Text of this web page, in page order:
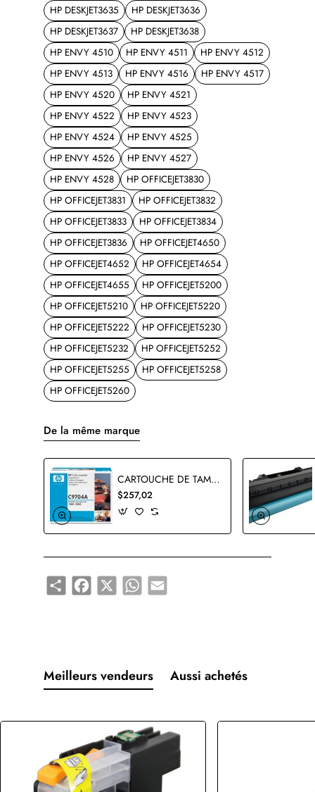
HP DESKJET3635
HP DESKJET3636
HP DESKJET3637
HP DESKJET3638
HP ENVY 4510
HP ENVY 4511
HP ENVY 4512
HP ENVY 4513
HP ENVY 4516
HP ENVY 4517
HP ENVY 4520
HP ENVY 4521
HP ENVY 4522
HP ENVY 4523
HP ENVY 4524
HP ENVY 4525
HP ENVY 4526
HP ENVY 4527
HP ENVY 4528
HP OFFICEJET3830
HP OFFICEJET3831
HP OFFICEJET3832
HP OFFICEJET3833
HP OFFICEJET3834
HP OFFICEJET3836
HP OFFICEJET4650
HP OFFICEJET4652
HP OFFICEJET4654
HP OFFICEJET4655
HP OFFICEJET5200
HP OFFICEJET5210
HP OFFICEJET5220
HP OFFICEJET5222
HP OFFICEJET5230
HP OFFICEJET5232
HP OFFICEJET5252
HP OFFICEJET5255
HP OFFICEJET5258
HP OFFICEJET5260
De la même marque
CARTOUCHE DE TAMBOUR HP C9704A ORIGINALE
$257,02
Share Facebook
X WhatsApp
Email
Meilleurs vendeurs Aussi achetés